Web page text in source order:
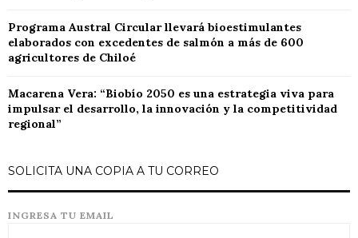
Programa Austral Circular llevará bioestimulantes
elaborados con excedentes de salmón a más de 600
agricultores de Chiloé
Macarena Vera: “Biobío 2050 es una estrategia viva para
impulsar el desarrollo, la innovación y la competitividad
regional”
SOLICITA UNA COPIA A TU CORREO
INGRESA TU EMAIL